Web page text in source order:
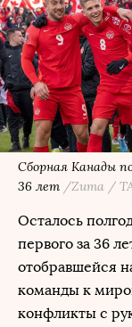
Сборная Канады
36 лет /Zuma /
Осталось
первого за 36
отобравшейся
команды к
конфликты с